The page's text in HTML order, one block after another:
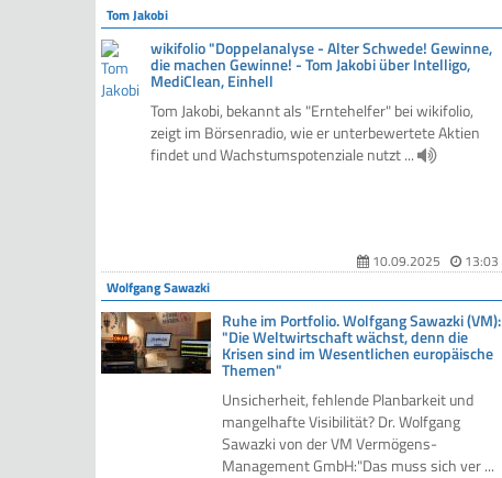
Tom Jakobi
wikifolio "Doppelanalyse - Alter Schwede! Gewinne,
die machen Gewinne! - Tom Jakobi über Intelligo,
MediClean, Einhell
Tom Jakobi, bekannt als "Erntehelfer" bei wikifolio,
zeigt im Börsenradio, wie er unterbewertete Aktien
findet und Wachstumspotenziale nutzt ...
10.09.2025
13:03
Wolfgang Sawazki
Ruhe im Portfolio. Wolfgang Sawazki (VM):
"Die Weltwirtschaft wächst, denn die
Krisen sind im Wesentlichen europäische
Themen"
Unsicherheit, fehlende Planbarkeit und
mangelhafte Visibilität? Dr. Wolfgang
Sawazki von der VM Vermögens-
Management GmbH:"Das muss sich ver ...